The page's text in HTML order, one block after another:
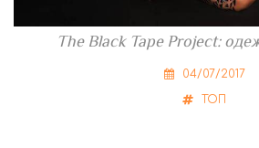
The Black Tape Project:
04/07/2017
ТОП